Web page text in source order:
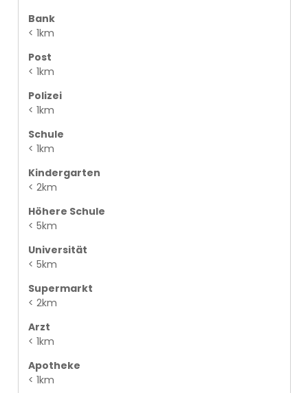
Bank
< 1km
Post
< 1km
Polizei
< 1km
Schule
< 1km
Kindergarten
< 2km
Höhere Schule
< 5km
Universität
< 5km
Supermarkt
< 2km
Arzt
< 1km
Apotheke
< 1km